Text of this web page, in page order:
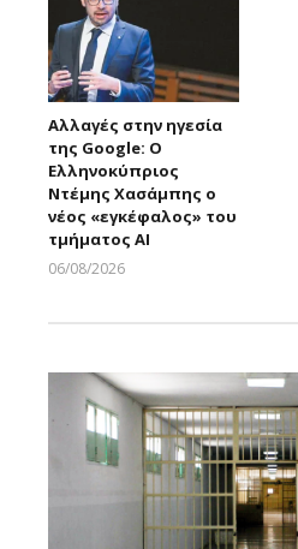
Αλλαγές στην ηγεσία
της Google: Ο
Ελληνοκύπριος
Ντέμης Χασάμπης ο
νέος «εγκέφαλος» του
τμήματος AI
06/08/2026